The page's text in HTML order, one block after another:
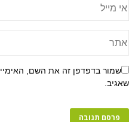
שמור בדפדפן זה את השם,
שאגיב.